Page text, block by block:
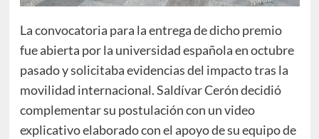
La convocatoria para la entrega de dicho premio
fue abierta por la universidad española en octubre
pasado y solicitaba evidencias del impacto tras la
movilidad internacional. Saldívar Cerón decidió
complementar su postulación con un video
explicativo elaborado con el apoyo de su equipo de